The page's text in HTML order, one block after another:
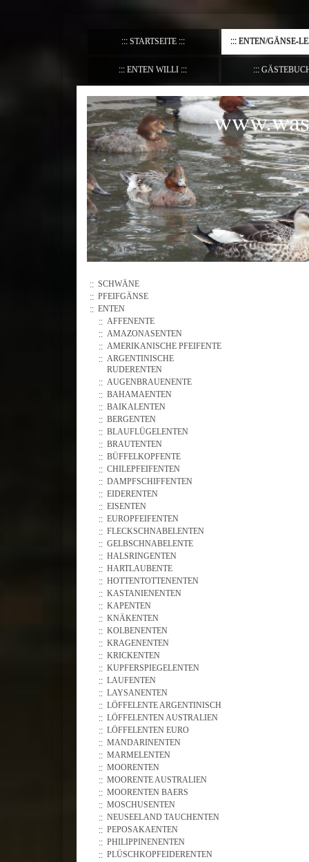
STARTSEITE ENTEN/GÄNSE-
ENTEN WILLI
SCHWÄNE
PFEIFGÄNSE
ENTEN
AFFENENTE
AMAZONASENTEN
AMERIKANISCHE PFEIFENTE
ARGENTINISCHE
RUDERENTEN
AUGENBRAUENENTE
BAHAMAENTEN
BAIKALENTEN
BERGENTEN
BLAUFLÜGELENTEN
BRAUTENTEN
BÜFFELKOPFENTE
CHILEPFEIFENTEN
DAMPFSCHIFFENTEN
EIDERENTEN
EISENTEN
EUROPFEIFENTEN
FLECKSCHNABELENTEN
GELBSCHNABELENTE
HALSRINGENTEN
HARTLAUBENTE
HOTTENTOTTENENTEN
KASTANIENENTEN
KAPENTEN
KNÄKENTEN
KOLBENENTEN
KRAGENENTEN
KRICKENTEN
KUPFERSPIEGELENTEN
LAUFENTEN
LAYSANENTEN
LÖFFELENTE ARGENTINISCH
LÖFFELENTEN AUSTRALIEN
LÖFFELENTEN EURO
MANDARINENTEN
MARMELENTEN
MOORENTEN
MOORENTE AUSTRALIEN
MOORENTEN BAERS
MOSCHUSENTEN
NEUSEELAND TAUCHENTEN
PEPOSAKAENTEN
PHILIPPINENENTEN
PLÜSCHKOPFEIDERENTEN